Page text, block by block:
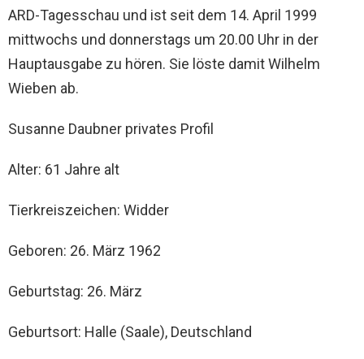
ARD-Tagesschau und ist seit dem 14. April 1999
mittwochs und donnerstags um 20.00 Uhr in der
Hauptausgabe zu hören. Sie löste damit Wilhelm
Wieben ab.
Susanne Daubner privates Profil
Alter: 61 Jahre alt
Tierkreiszeichen: Widder
Geboren: 26. März 1962
Geburtstag: 26. März
Geburtsort: Halle (Saale), Deutschland